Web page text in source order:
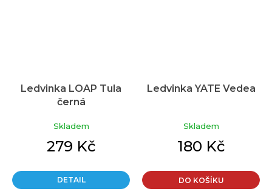
Ledvinka LOAP Tula
černá
Skladem
279 Kč
DETAIL
Ledvinka YATE Vedea
Skladem
180 Kč
DO KOŠÍKU